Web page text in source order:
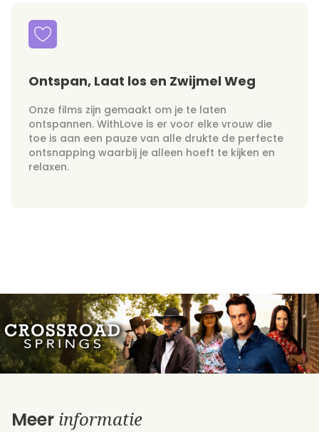
Ontspan, Laat los en Zwijmel Weg
Onze films zijn gemaakt om je te laten
ontspannen. WithLove is er voor elke vrouw die
toe is aan een pauze van alle drukte de perfecte
ontsnapping waarbij je alleen hoeft te kijken en
relaxen.
Meer informatie